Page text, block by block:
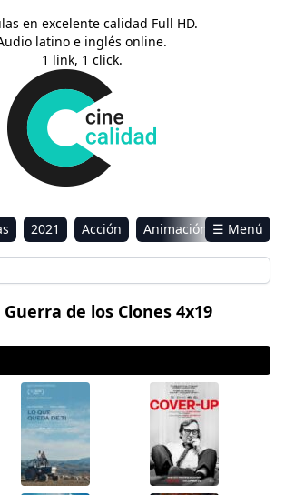
en excelente calidad Full HD.
latino e inglés online.
1 link, 1 click.
2021 Acción
Animación
ficción Comedia
Drama
☰ Menú
de los Clones 4x19